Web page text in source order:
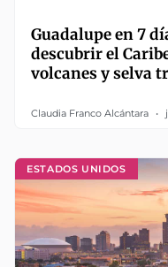
Guadalupe en 7
descubrir el
volcanes y selva
Claudia Franco Alcántara
ESTADOS UNIDOS